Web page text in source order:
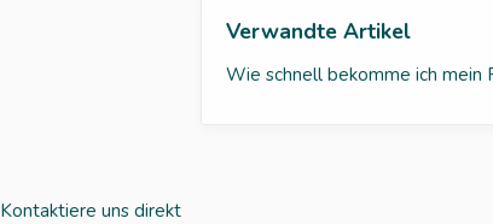
Verwandte Artikel
Wie schnell bekomme ich mein
Kontaktiere uns direkt